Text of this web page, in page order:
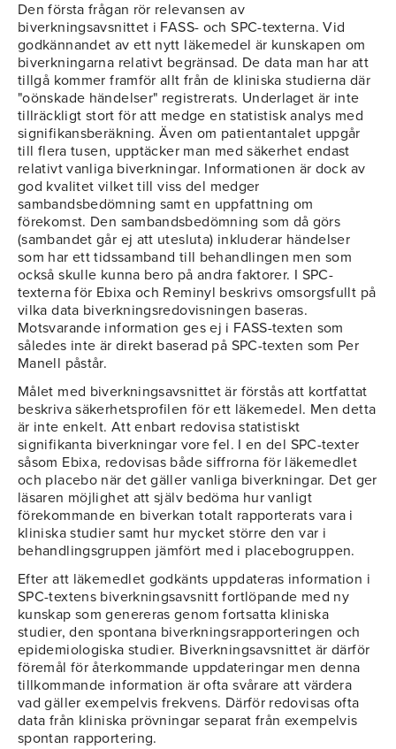
Den första frågan rör relevansen av
biverkningsavsnittet i FASS- och SPC-texterna. Vid
godkännandet av ett nytt läkemedel är kunskapen om
biverkningarna relativt begränsad. De data man har att
tillgå kommer framför allt från de kliniska studierna där
"oönskade händelser" registrerats. Underlaget är inte
tillräckligt stort för att medge en statistisk analys med
signifikansberäkning. Även om patientantalet uppgår
till flera tusen, upptäcker man med säkerhet endast
relativt vanliga biverkningar. Informationen är dock av
god kvalitet vilket till viss del medger
sambandsbedömning samt en uppfattning om
förekomst. Den sambandsbedömning som då görs
(sambandet går ej att utesluta) inkluderar händelser
som har ett tidssamband till behandlingen men som
också skulle kunna bero på andra faktorer. I SPC-
texterna för Ebixa och Reminyl beskrivs omsorgsfullt på
vilka data biverkningsredovisningen baseras.
Motsvarande information ges ej i FASS-texten som
således inte är direkt baserad på SPC-texten som Per
Manell påstår.
Målet med biverkningsavsnittet är förstås att kortfattat
beskriva säkerhetsprofilen för ett läkemedel. Men detta
är inte enkelt. Att enbart redovisa statistiskt
signifikanta biverkningar vore fel. I en del SPC-texter
såsom Ebixa, redovisas både siffrorna för läkemedlet
och placebo när det gäller vanliga biverkningar. Det ger
läsaren möjlighet att själv bedöma hur vanligt
förekommande en biverkan totalt rapporterats vara i
kliniska studier samt hur mycket större den var i
behandlingsgruppen jämfört med i placebogruppen.
Efter att läkemedlet godkänts uppdateras information i
SPC-textens biverkningsavsnitt fortlöpande med ny
kunskap som genereras genom fortsatta kliniska
studier, den spontana biverkningsrapporteringen och
epidemiologiska studier. Biverkningsavsnittet är därför
föremål för återkommande uppdateringar men denna
tillkommande information är ofta svårare att värdera
vad gäller exempelvis frekvens. Därför redovisas ofta
data från kliniska prövningar separat från exempelvis
spontan rapportering.